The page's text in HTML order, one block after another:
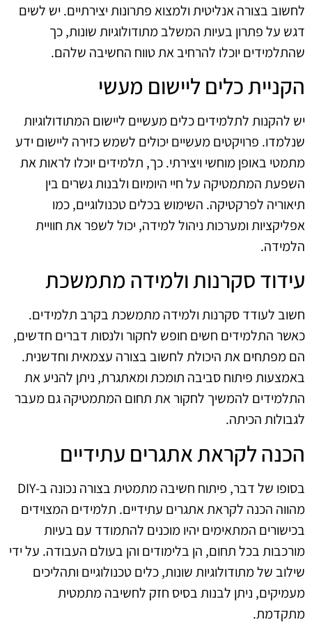
לחשוב בצורה אנליטית ולמצוא פתרונות יצירתיים. יש לשים
דגש על פתרון בעיות המשלב מתודולוגיות שונות, כך
שהתלמידים יוכלו להרחיב את טווח החשיבה שלהם.
הקניית כלים ליישום מעשי
יש להקנות לתלמידים כלים מעשיים ליישום המתודולוגיות
שנלמדו. פרויקטים מעשיים יכולים לשמש כזירה ליישום ידע
מתמטי באופן מוחשי ויצירתי. כך, תלמידים יוכלו לראות את
השפעת המתמטיקה על חיי היומיום ולבנות גשרים בין
תיאוריה לפרקטיקה. השימוש בכלים טכנולוגיים, כמו
אפליקציות ומערכות ניהול למידה, יכול לשפר את חוויית
הלמידה.
עידוד סקרנות ולמידה מתמשכת
חשוב לעודד סקרנות ולמידה מתמשכת בקרב תלמידים.
כאשר התלמידים חשים חופש לחקור ולנסות דברים חדשים,
הם מפתחים את היכולת לחשוב בצורה עצמאית וחדשנית.
באמצעות פיתוח סביבה תומכת ומאתגרת, ניתן להניע את
התלמידים להמשיך לחקור את תחום המתמטיקה גם מעבר
לגבולות הכיתה.
הכנה לקראת אתגרים עתידיים
בסופו של דבר, פיתוח חשיבה מתמטית בצורה נכונה ב-DIY
מהווה הכנה לקראת אתגרים עתידיים. תלמידים המצוידים
בכישורים המתאימים יהיו מוכנים להתמודד עם בעיות
מורכבות בכל תחום, הן בלימודים והן בעולם העבודה. על ידי
שילוב של מתודולוגיות שונות, כלים טכנולוגיים ותהליכים
מעמיקים, ניתן לבנות בסיס חזק לחשיבה מתמטית
מתקדמת.